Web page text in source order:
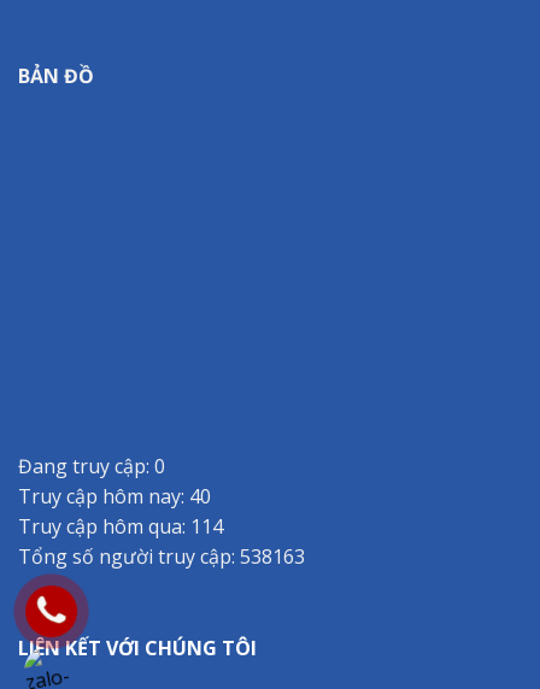
BẢN ĐỒ
Đang truy cập: 0
Truy cập hôm nay: 40
Truy cập hôm qua: 114
Tổng số người truy cập: 538163
LIÊN KẾT VỚI CHÚNG TÔI